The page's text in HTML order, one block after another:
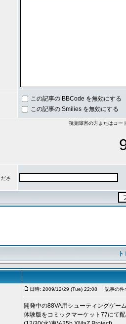
この記事の BBCode を無効にする
この記事の Smilies を無効にする
視覚障害の方またはコー
さ